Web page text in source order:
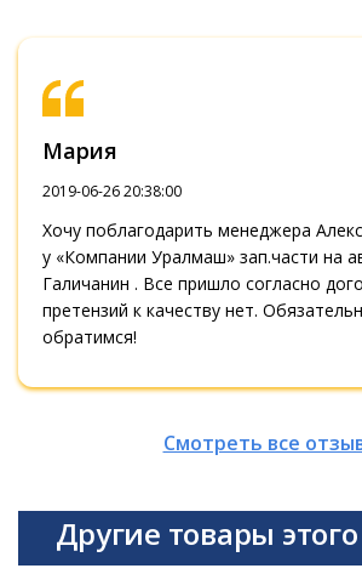
Мария
2019-06-26 20:38:00
Хочу поблагодарить менеджера
у «Компании Уралмаш» зап.части на
Галичанин . Все пришло согласно
претензий к качеству нет.
обратимся!
Смотреть все
Другие товары